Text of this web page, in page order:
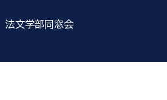
法文学部同窓会